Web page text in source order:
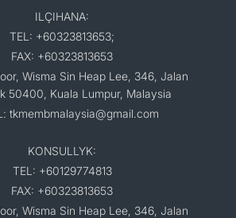
ILÇIHANA:
TEL: +60323813653;
FAX: +60323813653
Wisma Sin Heap Lee, 346, Jalan
50400, Kuala Lumpur, Malaysia
tkmembmalaysia@gmail.com
KONSULLYK:
TEL: +60129774813
FAX: +60323813653
Wisma Sin Heap Lee, 346, Jalan